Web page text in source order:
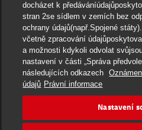
Oznámení o ochraně osobních údajů
Povinnost povinného subjektu – o
Přepravní podmínky DHL Express
DHL Express Česká republika
docházet k
stran 2se sídlem v zemích bez
ochrany údajů(např.Spojené
včetně zpracování
a možnosti kdykoli odvolat
nastavení v části „Správa
následujících odkazech
údajů Právní informace
Nastavení